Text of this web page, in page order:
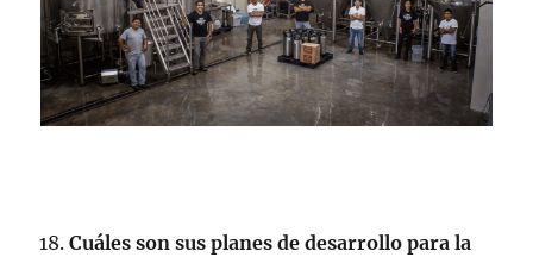
Cuáles son sus planes de desarrollo para la